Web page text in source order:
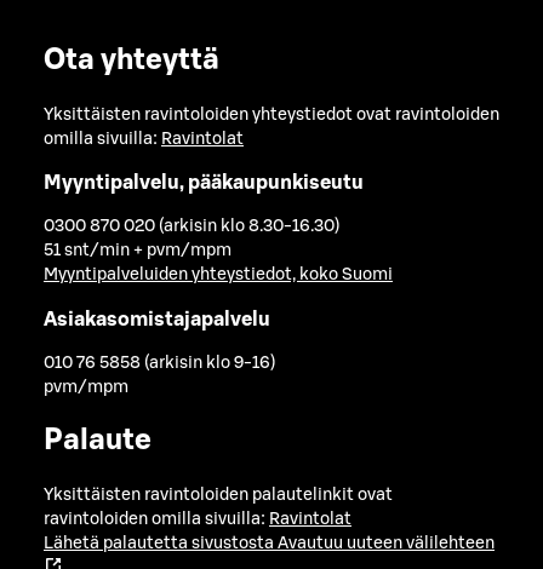
Ota yhteyttä
Yksittäisten ravintoloiden yhteystiedot ovat ravintoloiden
omilla sivuilla: Ravintolat
Myyntipalvelu, pääkaupunkiseutu
0300 870 020 (arkisin klo 8.30-16.30)
51 snt/min + pvm/mpm
Myyntipalveluiden yhteystiedot, koko Suomi
Asiakasomistajapalvelu
010 76 5858 (arkisin klo 9-16)
pvm/mpm
Palaute
Yksittäisten ravintoloiden palautelinkit ovat
ravintoloiden omilla sivuilla: Ravintolat
Lähetä palautetta sivustosta Avautuu uuteen välilehteen